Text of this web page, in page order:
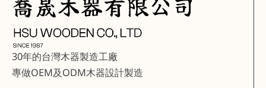
30年的台灣木器製造工廠
專做OEM及ODM木器設計製造